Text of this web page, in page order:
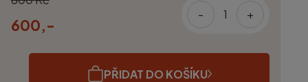
600,-
- +
PŘIDAT DO KOŠÍKU